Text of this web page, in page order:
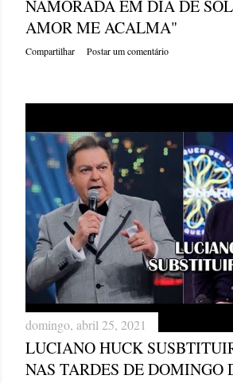
NAMORADA EM DIA DE
AMOR ME ACALMA"
Compartilhar Postar um comentário
domingo, abril 25, 2021
LUCIANO HUCK
NAS TARDES DE DOMINGO